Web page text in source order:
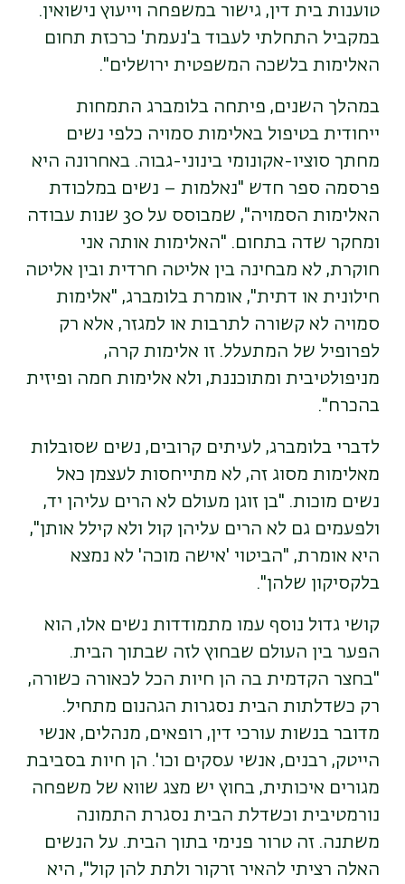
טוענות בית דין, גישור במשפחה וייעוץ נישואין.
במקביל התחלתי לעבוד ב'נעמת' כרכזת תחום
האלימות בלשכה המשפטית ירושלים".
במהלך השנים, פיתחה בלומברג התמחות
ייחודית בטיפול באלימות סמויה כלפי נשים
מחתך סוציו-אקונומי בינוני-גבוה. באחרונה היא
פרסמה ספר חדש "נאלמות – נשים במלכודת
האלימות הסמויה", שמבוסס על 30 שנות עבודה
ומחקר שדה בתחום. "האלימות אותה אני
חוקרת, לא מבחינה בין אליטה חרדית ובין אליטה
חילונית או דתית", אומרת בלומברג, "אלימות
סמויה לא קשורה לתרבות או למגזר, אלא רק
לפרופיל של המתעלל. זו אלימות קרה,
מניפולטיבית ומתוכננת, ולא אלימות חמה ופיזית
בהכרח".
לדברי בלומברג, לעיתים קרובים, נשים שסובלות
מאלימות מסוג זה, לא מתייחסות לעצמן כאל
נשים מוכות. "בן זוגן מעולם לא הרים עליהן יד,
ולפעמים גם לא הרים עליהן קול ולא קילל אותן",
היא אומרת, "הביטוי 'אישה מוכה' לא נמצא
בלקסיקון שלהן".
קושי גדול נוסף עמו מתמודדות נשים אלו, הוא
הפער בין העולם שבחוץ לזה שבתוך הבית.
"בחצר הקדמית בה הן חיות הכל לכאורה כשורה,
רק כשדלתות הבית נסגרות הגהנום מתחיל.
מדובר בנשות עורכי דין, רופאים, מנהלים, אנשי
הייטק, רבנים, אנשי עסקים וכו'. הן חיות בסביבת
מגורים איכותית, בחוץ יש מצג שווא של משפחה
נורמטיבית וכשדלת הבית נסגרת התמונה
משתנה. זה טרור פנימי בתוך הבית. על הנשים
האלה רציתי להאיר זרקור ולתת להן קול", היא